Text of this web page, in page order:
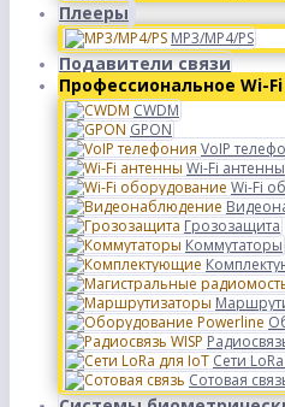
Плееры
MP3/MP4/PS
Подавители связи
Профессиональное Wi-
CWDM
GPON
VoIP
Wi-Fi антенны
Wi-Fi
Грозозащита
Коммутаторы
Сети
Сотовая